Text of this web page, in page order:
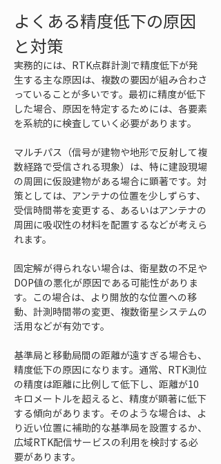
よくある精度低下の原因
と対策
実務的には、RTK点群計測で精度低下が発
生する主な原因は、複数の要因が組み合わさ
っていることが多いです。最初に精度が低下
した場合、原因を特定するためには、各要素
を系統的に検査していく必要があります。
マルチパス（信号が建物や地形で反射して複
数経路で受信される現象）は、特に建設現場
の周囲に仮設建物がある場合に顕著です。対
策としては、アンテナの位置を少しずらす、
受信時間帯を変更する、あるいはアンテナの
周囲に吸収性の材料を配置するなどが考えら
れます。
固定解が得られない場合は、衛星数の不足や
DOP値の悪化が原因である可能性がありま
す。この場合は、より開放的な位置への移
動、計測時間帯の変更、複数衛星システムの
活用などが有効です。
基準局と移動局間の距離が遠すぎる場合も、
精度低下の原因になります。通常、RTK測位
の精度は距離に比例して低下し、距離が10
キロメートルを超えると、精度が顕著に低下
する傾向があります。そのような場合は、よ
り近い位置に補助的な基準局を設置するか、
広域RTK配信サービスの利用を検討する必
要があります。